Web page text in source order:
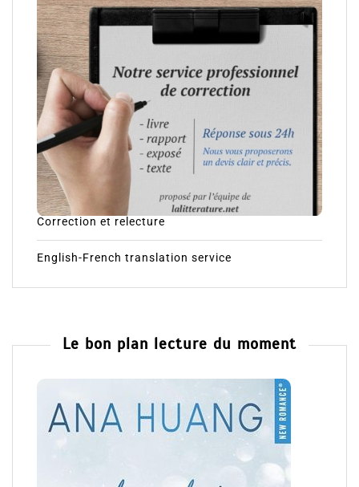
Correction et relecture
English-French translation service
Le bon plan lecture du moment